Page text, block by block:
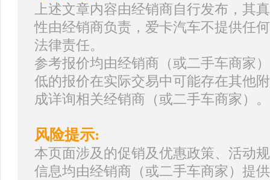
上述文章内容由经销商自行发布，其
性由经销商负责，爱卡汽车不提供任
法律责任。
参考报价均由经销商（或二手车商家
低的报价在实际交易中可能存在其他
成详询相关经销商（或二手车商家）。
风险提示:
本页面涉及的促销及优惠政策、活动
信息均由经销商（或二手车商家）提